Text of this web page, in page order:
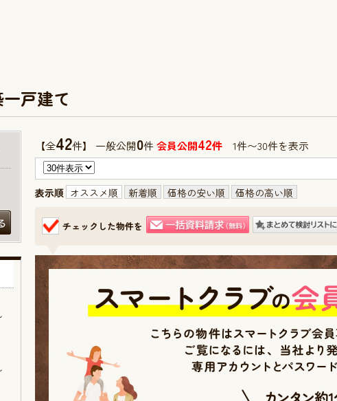
戸建て
【全42件】 一般公開0件会員公開42件 1件〜30件を表示
表示順 オススメ順 新着順 価格の安い順 価格の高い順
チェックした物件を